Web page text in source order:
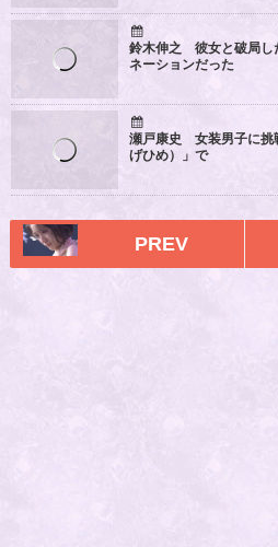
鈴木伸之 彼女と破局し
ネーションだった
瀬戸康史 女装男子に挑
げひめ）」で
PREV